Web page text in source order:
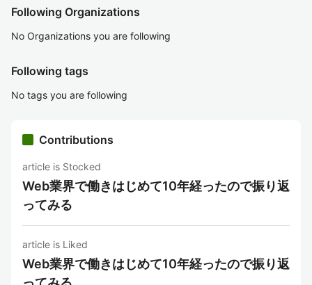
Following Organizations
No Organizations you are following
Following tags
No tags you are following
Contributions
article is Stocked
Web業界で働きはじめて10年経ったので振り返
ってみる
article is Liked
Web業界で働きはじめて10年経ったので振り返